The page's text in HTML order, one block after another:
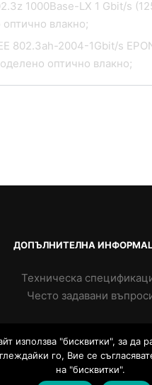
1000Base-LX 1 Gbit/s
оптично влакно;
802.3ah-2004-1Gbit/s
оптично влакно;
ДОПЪЛНИТЕЛНА
Техническа
Често задавани
използва "бисквитки", за да
го, Вие се
на "бисквитки".